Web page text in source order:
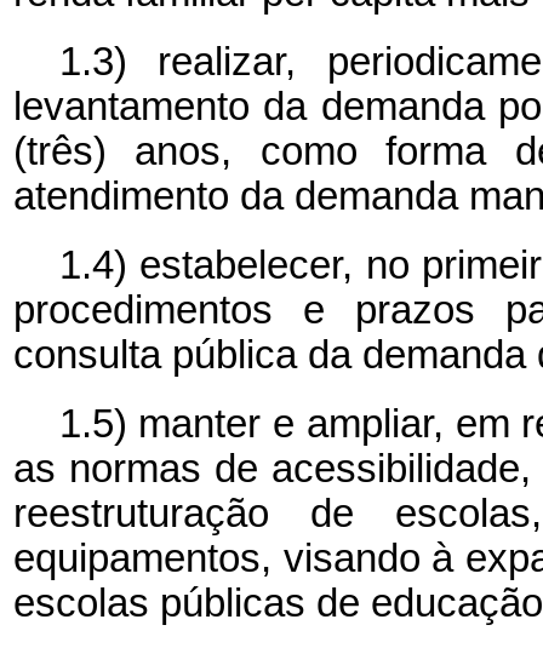
1.3) realizar,
levantamento da demanda
(três) anos, como forma
atendimento da demanda
1.4) estabelecer, no
procedimentos e prazos
consulta pública da
1.5) manter e ampliar, em
as normas de
reestruturação de
equipamentos, visando à
escolas públicas de